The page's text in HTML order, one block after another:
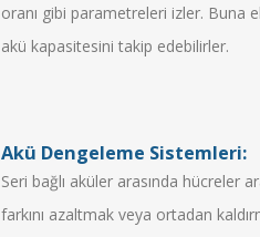
oranı gibi parametreleri izler. Buna
akü kapasitesini takip edebilirler.
Akü Dengeleme Sistemleri:
Seri bağlı aküler arasında hücreler
farkını azaltmak veya ortadan